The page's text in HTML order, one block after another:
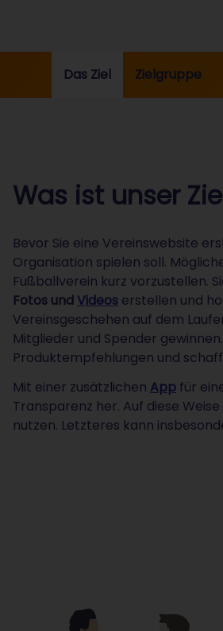
Das Ziel Zielgruppe
Was ist unser
Bevor Sie eine Vereinswebsite
Organisation spielen soll.
Fußballverein kurz vorzustellen.
Fotos und Videos erstellen und
Vereinsgeschehen auf dem
Mitglieder und Spender
Produktempfehlungen und
Mit einer zusätzlichen App für
Transparenz her. Auf diese
nutzen. Letzteres kann